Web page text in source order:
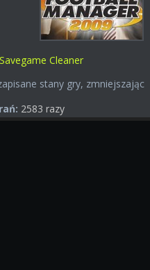
Savegame Cleaner
stany gry, zmniejszając
2583 razy